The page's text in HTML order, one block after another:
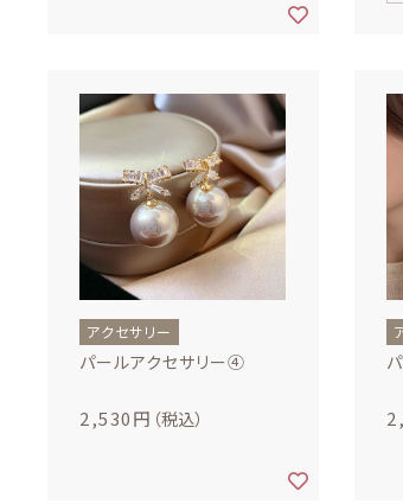
アクセサリー
パールアクセサリー④
2,530円 （税込）
よくある質問
プライバシーポリシー
特定商取引法に基づく表
お問い合わせ